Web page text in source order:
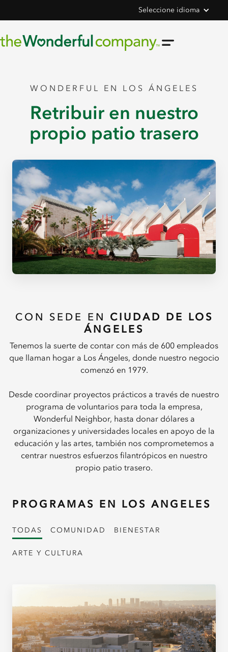
Seleccione idioma
WONDERFUL EN LOS ÁNGELES
Retribuir en nuestro
propio patio trasero
CON SEDE EN CIUDAD DE LOS
ÁNGELES
Tenemos la suerte de contar con más de 600 empleados
que llaman hogar a Los Ángeles, donde nuestro negocio
comenzó en 1979.
Desde coordinar proyectos prácticos a través de nuestro
programa de voluntarios para toda la empresa,
Wonderful Neighbor, hasta donar dólares a
organizaciones y universidades locales en apoyo de la
educación y las artes, también nos comprometemos a
centrar nuestros esfuerzos filantrópicos en nuestro
propio patio trasero.
PROGRAMAS EN LOS ANGELES
TODAS COMUNIDAD BIENESTAR
ARTE Y CULTURA